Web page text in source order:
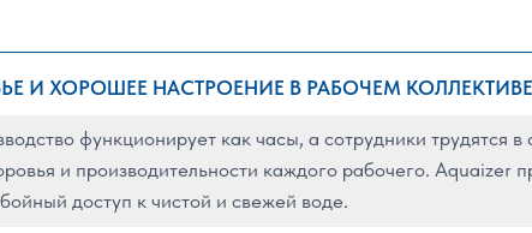
функционирует как часы, а сотрудники трудятся
и производительности каждого рабочего.
доступ к чистой и свежей воде.
И ХОРОШЕЕ НАСТРОЕНИЕ В РАБОЧЕМ